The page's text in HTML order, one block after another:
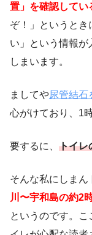
置」を確認してい
ぞ！」というとき
い」という情報が
しまいます。
ましてや尿管結石
心がけており、1
要するに、 トイレ
そんな私にしまん
川〜宇和島の約2
というのです。こ